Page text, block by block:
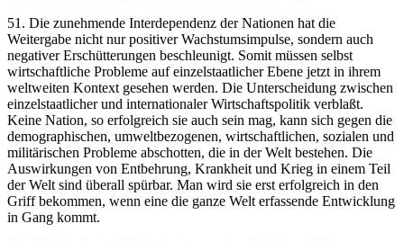
51. Die zunehmende Interdependenz der Nationen hat die
Weitergabe nicht nur positiver Wachstumsimpulse, sondern auch
negativer Erschütterungen beschleunigt. Somit müssen selbst
wirtschaftliche Probleme auf einzelstaatlicher Ebene jetzt in ihrem
weltweiten Kontext gesehen werden. Die Unterscheidung zwischen
einzelstaatlicher und internationaler Wirtschaftspolitik verblaßt.
Keine Nation, so erfolgreich sie auch sein mag, kann sich gegen die
demographischen, umweltbezogenen, wirtschaftlichen, sozialen und
militärischen Probleme abschotten, die in der Welt bestehen. Die
Auswirkungen von Entbehrung, Krankheit und Krieg in einem Teil
der Welt sind überall spürbar. Man wird sie erst erfolgreich in den
Griff bekommen, wenn eine die ganze Welt erfassende Entwicklung
in Gang kommt.